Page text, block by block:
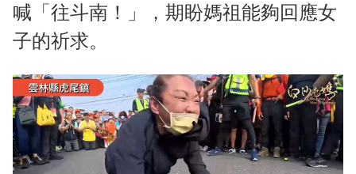
喊「往斗南！」，期盼媽祖能夠回應女
子的祈求。